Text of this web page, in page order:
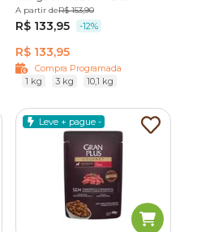
A partir deR$ 153,90
R$ 133,95 -12%
R$ 133,95
Compra Programada
1 kg
3 kg 10,1 kg
Leve + pague -